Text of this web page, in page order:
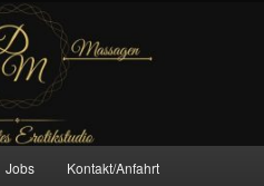
And More
Jobs Kontakt/Anfahrt